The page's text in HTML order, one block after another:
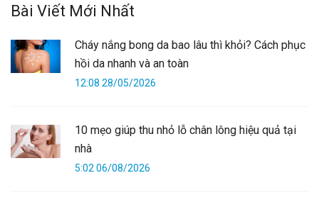
Bài Viết Mới Nhất
Cháy nắng bong da bao lâu thì khỏi? Cách phục
hồi da nhanh và an toàn
12:08 28/05/2026
10 mẹo giúp thu nhỏ lỗ chân lông hiệu quả tại
nhà
5:02 06/08/2026